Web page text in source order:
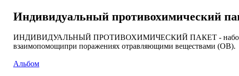
Индивидуальный противохимический
ИНДИВИДУАЛЬНЫЙ ПРОТИВОХИМИЧЕСКИЙ ПАКЕТ - набор
взаимопомощипри поражениях отравляющими веществами (ОВ).
Альбом